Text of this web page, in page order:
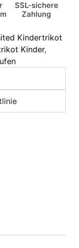
SSL-sichere
Zahlung
Kindertrikot
Kinder,